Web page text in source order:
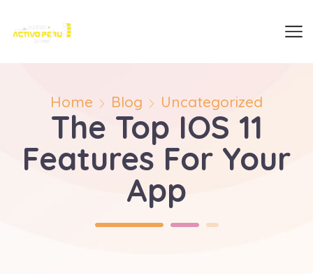
Home Blog Uncategorized
The Top IOS 11
Features For Your
App